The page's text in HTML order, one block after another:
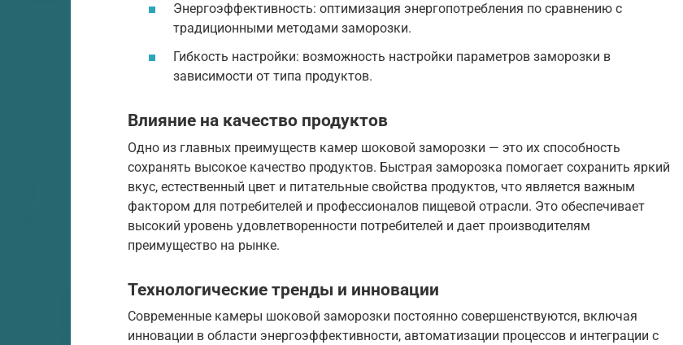
Энергоэффективность: оптимизация энергопотребления по сравнению с
традиционными методами заморозки.
Гибкость настройки: возможность настройки параметров заморозки в
зависимости от типа продуктов.
Влияние на качество продуктов
Одно из главных преимуществ камер шоковой заморозки — это их способность
сохранять высокое качество продуктов. Быстрая заморозка помогает сохранить яркий
вкус, естественный цвет и питательные свойства продуктов, что является важным
фактором для потребителей и профессионалов пищевой отрасли. Это обеспечивает
высокий уровень удовлетворенности потребителей и дает производителям
преимущество на рынке.
Технологические тренды и инновации
Современные камеры шоковой заморозки постоянно совершенствуются, включая
инновации в области энергоэффективности, автоматизации процессов и интеграции с